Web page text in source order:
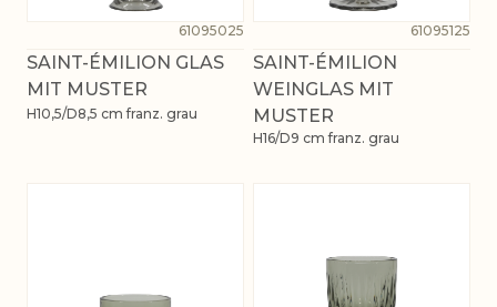
61095025
SAINT-ÉMILION GLAS
MIT MUSTER
H10,5/D8,5 cm franz. grau
61095125
SAINT-ÉMILION
WEINGLAS MIT
MUSTER
H16/D9 cm franz. grau